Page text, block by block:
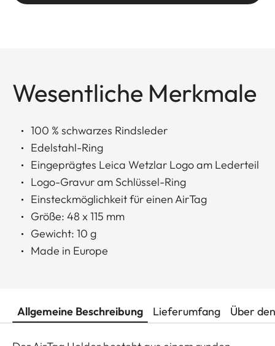
Wesentliche Merkmale
100 % schwarzes Rindsleder
Edelstahl-Ring
Eingeprägtes Leica Wetzlar Logo am Lederteil
Logo-Gravur am Schlüssel-Ring
Einsteckmöglichkeit für einen AirTag
Größe: 48 x 115 mm
Gewicht: 10 g
Made in Europe
Allgemeine Beschreibung Lieferumfang Über